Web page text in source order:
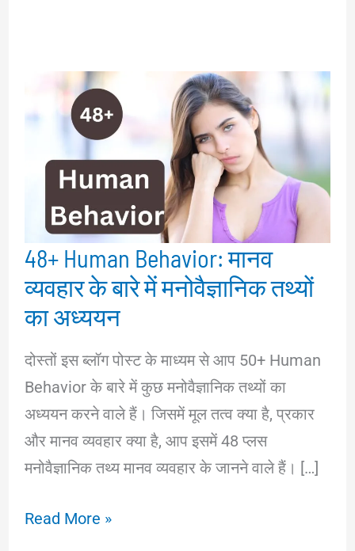
48+ Human Behavior: मानव
व्यवहार के बारे में मनोवैज्ञानिक तथ्यों
का अध्ययन
दोस्तों इस ब्लॉग पोस्ट के माध्यम से आप 50+ Human
Behavior के बारे में कुछ मनोवैज्ञानिक तथ्यों का
अध्ययन करने वाले हैं। जिसमें मूल तत्व क्या है, प्रकार
और मानव व्यवहार क्या है, आप इसमें 48 प्लस
मनोवैज्ञानिक तथ्य मानव व्यवहार के जानने वाले हैं। […]
48+
Read More »